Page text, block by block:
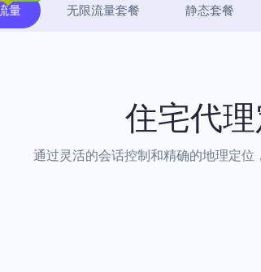
量 无限流量套餐 静态套餐
住宅代
通过灵活的会话控制和精确的地理定位